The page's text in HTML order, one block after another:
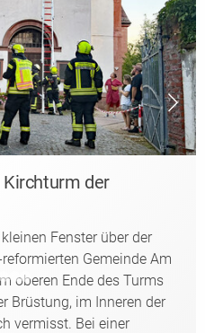
der
Fenster über der
Gemeinde Am
oberen Ende des Turms
Brüstung, im Inneren der
vermisst. Bei einer